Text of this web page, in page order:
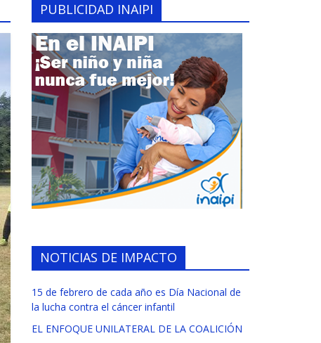
PUBLICIDAD INAIPI
NOTICIAS DE IMPACTO
15 de febrero de cada año es Día Nacional de
la lucha contra el cáncer infantil
EL ENFOQUE UNILATERAL DE LA COALICIÓN